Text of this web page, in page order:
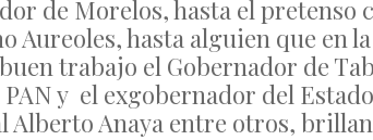
de Morelos, hasta el pretenso
Aureoles, hasta alguien que en
trabajo el Gobernador de
y el exgobernador del
Anaya entre otros,